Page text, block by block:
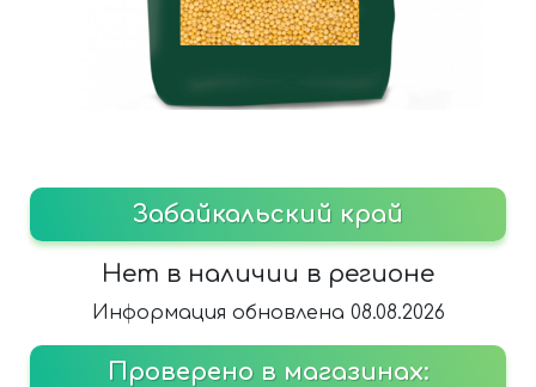
Забайкальский край
Нет в наличии в регионе
Информация обновлена 08.08.2026
Проверено в магазинах: